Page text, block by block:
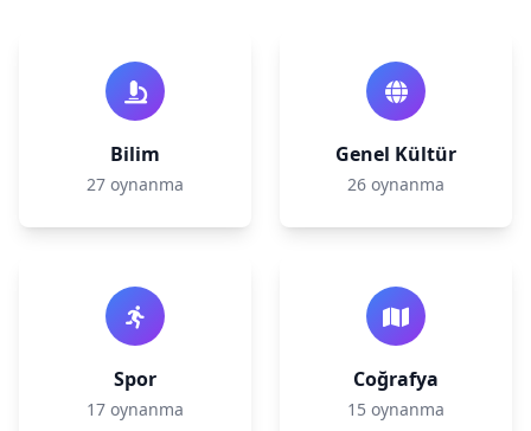
Bilim
27 oynanma
Genel Kültür
26 oynanma
Spor
17 oynanma
Coğrafya
15 oynanma